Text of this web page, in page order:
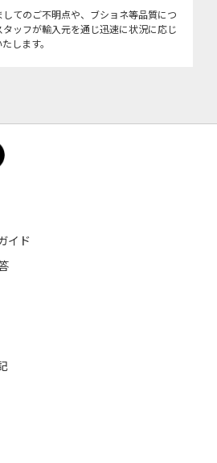
てのご不明点や、ブショネ等品質につ
ッフが輸入元を通じ迅速に状況に応じ
します。
イド